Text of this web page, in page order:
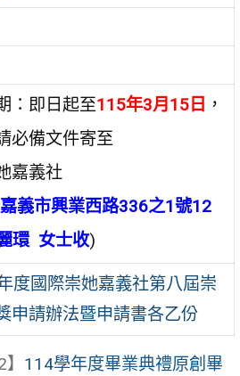
：即日起至115年3月15日 ，
必備文件寄至
嘉義社
嘉義市興業西路336之1號12
環 女士收)
度國際崇她嘉義社第八屆崇
申請辦法暨申請書各乙份
114學年度畢業典禮原創畢